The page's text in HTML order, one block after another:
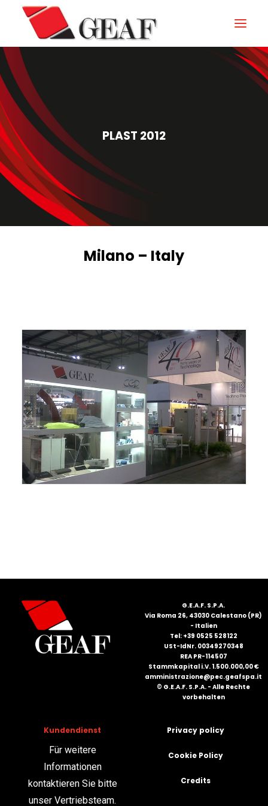
GEAF
UNTERNEHMEN
KNOW-HOW
UNSERE SEKTOREN
KONTAKTIEREN
NEUIGKEITEN UND VERANSTALTUNGEN
DOWNLOAD
ITALIANO
ENGLISH
PLAST 2012
Milano – Italy
G.E.A.F. S.P.A.
Via Roma 26, 43030 Calestano (PR)
- Italien
Tel: +39 0525 528122
USt-IdNr. 00349270348
REA PR-114507
Stammkapital i.V. 1.500.000,00 €
amministrazione@pec.geafspa.it
© G.E.A.F. S.P.A. - Alle Rechte
vorbehalten
Kundendienst
Für weitere
Informationen
kontaktieren Sie bitte
unser Vertriebsteam.
Privacy policy
Cookie Policy
Credits